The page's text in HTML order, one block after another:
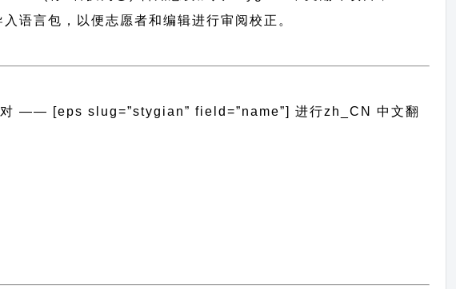
语言包，以便志愿者和编辑进行审阅校正。
对 —— [eps slug=”stygian” field=”name”]进行zh_CN
中文翻